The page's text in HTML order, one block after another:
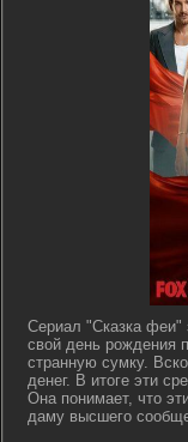
Сериал "Сказка феи"
свой день рождения
странную сумку.
денег. В итоге эти
Она понимает, что
даму высшего